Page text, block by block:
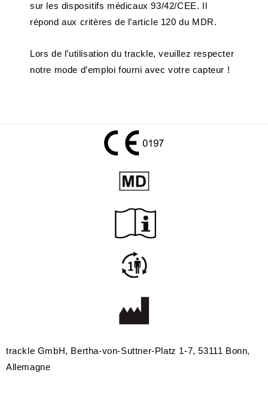
sur les dispositifs médicaux 93/42/CEE. Il
répond aux critères de l’article 120 du MDR.
Lors de l’utilisation du trackle, veuillez respecter
notre mode d’emploi fourni avec votre capteur !
trackle GmbH, Bertha-von-Suttner-Platz 1-7, 53111 Bonn,
Allemagne